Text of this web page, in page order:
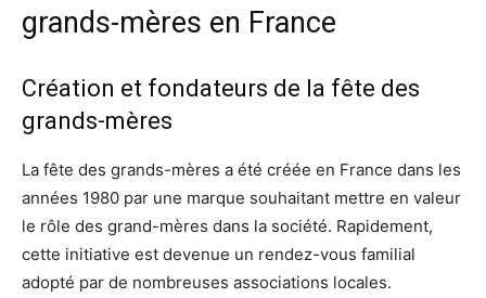
grands-mères en France
Création et fondateurs de la fête des
grands-mères
La fête des grands-mères a été créée en France dans les
années 1980 par une marque souhaitant mettre en valeur
le rôle des grand-mères dans la société. Rapidement,
cette initiative est devenue un rendez-vous familial
adopté par de nombreuses associations locales.